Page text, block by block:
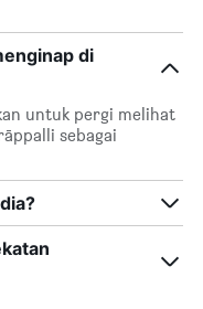
di
untuk pergi melihat
sebagai